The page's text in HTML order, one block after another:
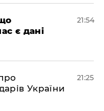
є дані
21:54
України
21:25